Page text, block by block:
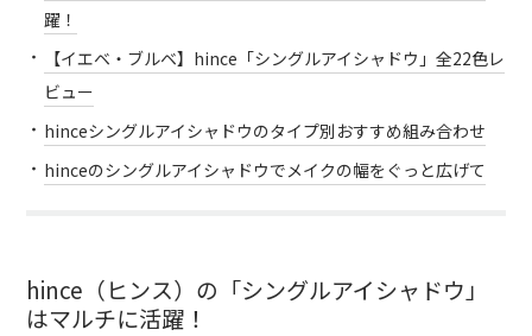
躍！
【イエベ・ブルベ】hince「シングルアイシャドウ」全22色レ
ビュー
hinceシングルアイシャドウのタイプ別おすすめ組み合わせ
hinceのシングルアイシャドウでメイクの幅をぐっと広げて
hince（ヒンス）の「シングルアイシャドウ」
はマルチに活躍！